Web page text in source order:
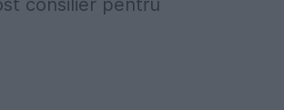
consilier pentru